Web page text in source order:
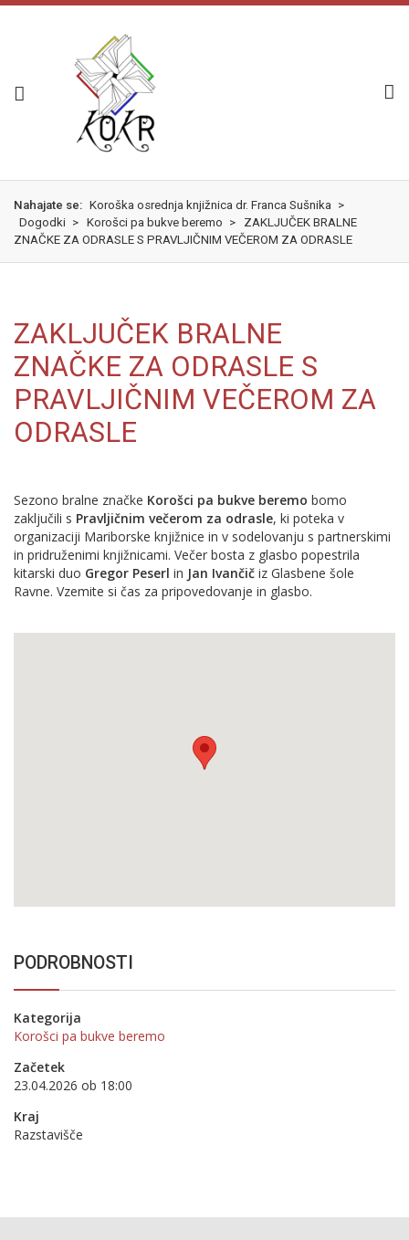
Skok
izjava
Nahajate se: Koroška osrednja knjižnica dr. Franca Sušnika >
Dogodki > Korošci pa bukve beremo >
ZAKLJUČEK BRALNE
ZNAČKE ZA ODRASLE S PRAVLJIČNIM VEČEROM ZA ODRASLE
ZAKLJUČEK BRALNE
ZNAČKE ZA ODRASLE S
PRAVLJIČNIM VEČEROM ZA
ODRASLE
Sezono bralne značke Korošci pa bukve beremo bomo
zaključili s Pravljičnim večerom za odrasle, ki poteka v
organizaciji Mariborske knjižnice in v sodelovanju s partnerskimi
in pridruženimi knjižnicami. Večer bosta z glasbo popestrila
kitarski duo Gregor Peserl in Jan Ivančič iz Glasbene šole
Ravne. Vzemite si čas za pripovedovanje in glasbo.
PODROBNOSTI
Kategorija
Korošci pa bukve beremo
Začetek
23.04.2026 ob 18:00
Kraj
Razstavišče